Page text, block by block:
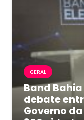
GERAL
Band
debate
Governo